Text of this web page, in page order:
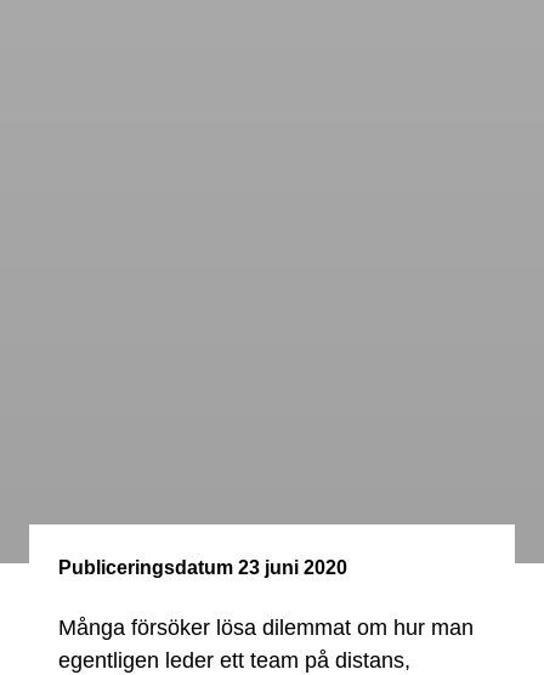
Publiceringsdatum 23 juni 2020
Många försöker lösa dilemmat om hur man
egentligen leder ett team på distans,